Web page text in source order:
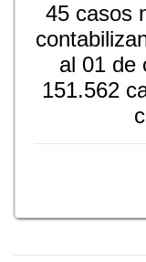
45 casos
al 01 de
151.562